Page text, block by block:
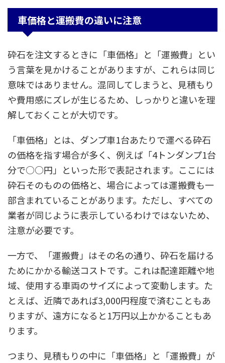
車価格と運搬費の違いに注意
砕石を注文するときに「車価格」と「運搬費」とい
う言葉を見かけることがありますが、これらは同じ
意味ではありません。混同してしまうと、見積もり
や費用感にズレが生じるため、しっかりと違いを理
解しておくことが大切です。
「車価格」とは、ダンプ車1台あたりで運べる砕石
の価格を指す場合が多く、例えば「4トンダンプ1台
分で○○円」といった形で表記されます。ここには
砕石そのものの価格と、場合によっては運搬費も一
部含まれていることがあります。ただし、すべての
業者が同じように表示しているわけではないため、
注意が必要です。
一方で、「運搬費」はその名の通り、砕石を届ける
ためにかかる輸送コストです。これは配達距離や地
域、使用する車両のサイズによって変動します。た
とえば、近隣であれば3,000円程度で済むこともあ
りますが、遠方になると1万円以上かかることもあ
ります。
つまり、見積もりの中に「車価格」と「運搬費」が